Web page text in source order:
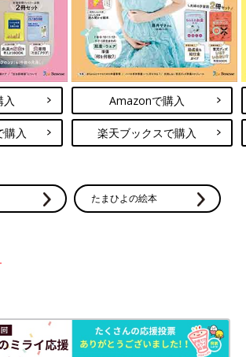
りません。
ているだけに、仲間もなかなか見つかりませ
月齢が近いママ友と集まって子育ての悩みを
なんだかほっとするように、同じような環境
て話したいのはLGBTファミリーも同じ。ネ
子育て中や子どもを持つことを望むLGBTフ
会が増えた小野さんは、LGBTファミリーが
体『にじいろかぞく』を立ち上げます。
、世界で初めて同性婚が認められ、2019年
で同性婚が認められるようになりました。そ
西川さんは『にじいろかぞく』の活動の中で
婚が認められないことに疑問を抱いていた小
う想いよりも、若い世代のLGBTの人たちに
した。「セクシュアリティがどうあっても、
購入
Amazonで購入
楽天ブックスで購入
たまひよの絵本